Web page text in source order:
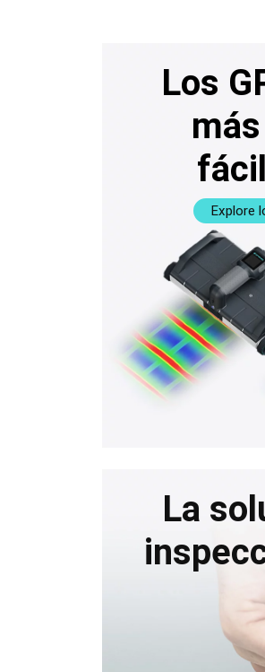
Los
Explore
La